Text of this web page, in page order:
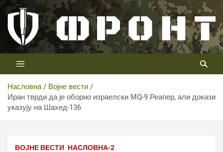
Скип
цонтент
Телевизија ФРОНТ
Први војни канал у Србији
Насловна
Војне вести
Иран тврди да је оборио израелски МQ-9 Реапер, али докази
указују на Шахед-136
ВОЈНЕ ВЕСТИ НАСЛОВНА-2